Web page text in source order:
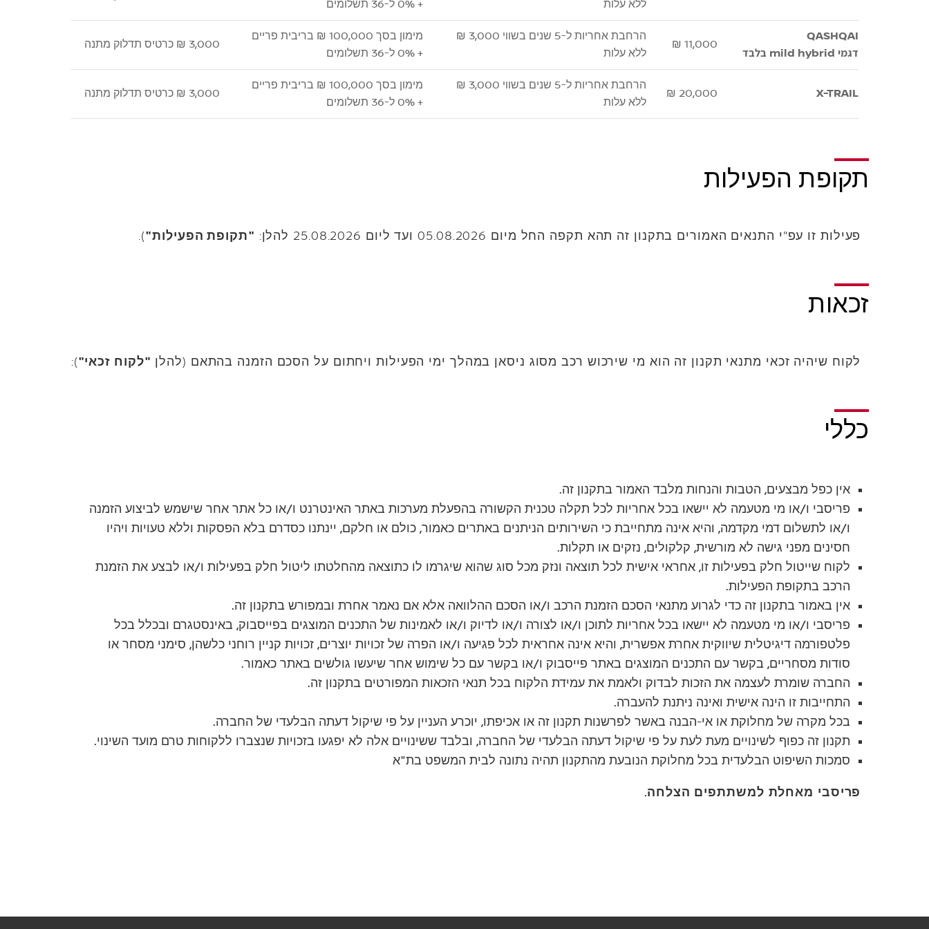
ללא עלות
+ 0% ל-36 תשלומים
QASHQAI
דגמי mild hybrid בלבד
11,000 ₪
הרחבת אחריות ל-5 שנים בשווי 3,000 ₪
ללא עלות
מימון בסך 100,000 ₪ בריבית פריים
+ 0% ל-36 תשלומים
3,000 ₪ כרטיס תדלוק מתנה
X-TRAIL
20,000 ₪
הרחבת אחריות ל-5 שנים בשווי 3,000 ₪
ללא עלות
מימון בסך 100,000 ₪ בריבית פריים
+ 0% ל-36 תשלומים
3,000 ₪ כרטיס תדלוק מתנה
תקופת הפעילות
פעילות זו עפ"י התנאים האמורים בתקנון זה תהא תקפה החל מיום 05.08.2026 ועד ליום 25.08.2026 להלן: "תקופת הפעילות").
זכאות
לקוח שיהיה זכאי מתנאי תקנון זה הוא מי שירכוש רכב מסוג ניסאן במהלך ימי הפעילות ויחתום על הסכם הזמנה בהתאם (להלן "לקוח זכאי"):
כללי
אין כפל מבצעים, הטבות והנחות מלבד האמור בתקנון זה.
פריסבי ו/או מי מטעמה לא יישאו בכל אחריות לכל תקלה טכנית הקשורה בהפעלת מערכות באתר האינטרנט ו/או כל אתר אחר שישמש לביצוע הזמנה
ו/או לתשלום דמי מקדמה, והיא אינה מתחייבת כי השירותים הניתנים באתרים כאמור, כולם או חלקם, יינתנו כסדרם בלא הפסקות וללא טעויות ויהיו
חסינים מפני גישה לא מורשית, קלקולים, נזקים או תקלות.
לקוח שייטול חלק בפעילות זו, אחראי אישית לכל תוצאה ונזק מכל סוג שהוא שיגרמו לו כתוצאה מהחלטתו ליטול חלק בפעילות ו/או לבצע את הזמנת
הרכב בתקופת הפעילות.
אין באמור בתקנון זה כדי לגרוע מתנאי הסכם הזמנת הרכב ו/או הסכם ההלוואה אלא אם נאמר אחרת ובמפורש בתקנון זה.
פריסבי ו/או מי מטעמה לא יישאו בכל אחריות לתוכן ו/או לצורה ו/או לדיוק ו/או לאמינות של התכנים המוצגים בפייסבוק, באינסטגרם ובכלל בכל
פלטפורמה דיגיטלית שיווקית אחרת אפשרית, והיא אינה אחראית לכל פגיעה ו/או הפרה של זכויות יוצרים, זכויות קניין רוחני כלשהן, סימני מסחר או
סודות מסחריים, בקשר עם התכנים המוצגים באתר פייסבוק ו/או בקשר עם כל שימוש אחר שיעשו גולשים באתר כאמור.
החברה שומרת לעצמה את הזכות לבדוק ולאמת את עמידת הלקוח בכל תנאי הזכאות המפורטים בתקנון זה.
התחייבות זו הינה אישית ואינה ניתנת להעברה.
בכל מקרה של מחלוקת או אי-הבנה באשר לפרשנות תקנון זה או אכיפתו, יוכרע העניין על פי שיקול דעתה הבלעדי של החברה.
תקנון זה כפוף לשינויים מעת לעת על פי שיקול דעתה הבלעדי של החברה, ובלבד ששינויים אלה לא יפגעו בזכויות שנצברו ללקוחות טרם מועד השינוי.
סמכות השיפוט הבלעדית בכל מחלוקת הנובעת מהתקנון תהיה נתונה לבית המשפט בת"א
פריסבי מאחלת למשתתפים הצלחה.